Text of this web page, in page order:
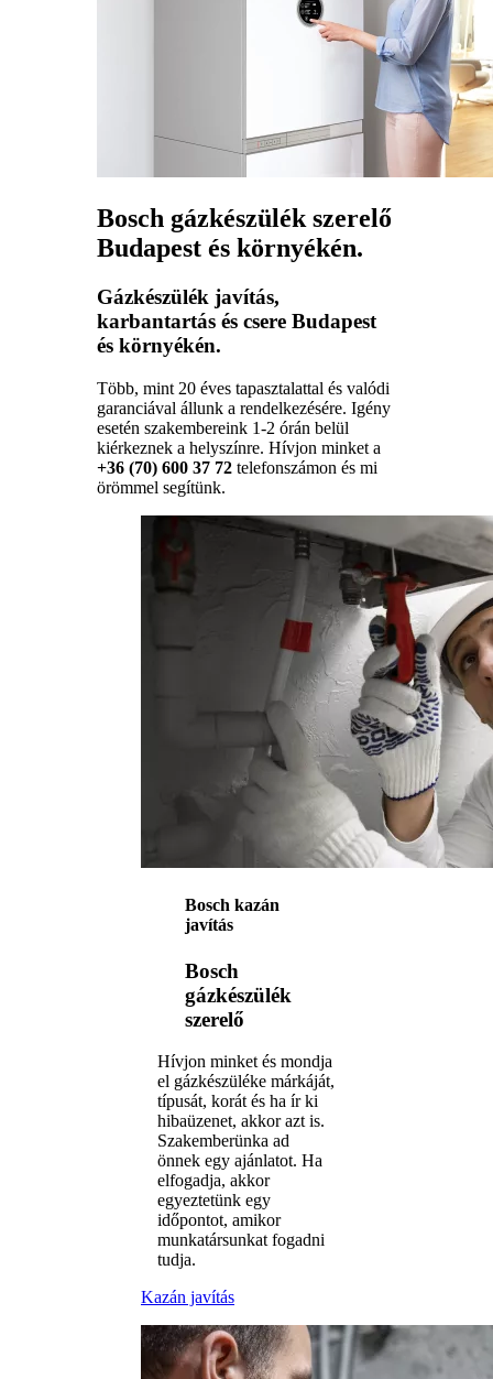
Bosch gázkészülék szerelő
Budapest és környékén.
Gázkészülék javítás,
karbantartás és csere Budapest
és környékén.
Több, mint 20 éves tapasztalattal és valódi
garanciával állunk a rendelkezésére. Igény
esetén szakembereink 1-2 órán belül
kiérkeznek a helyszínre. Hívjon minket a
+36 (70) 600 37 72 telefonszámon és mi
örömmel segítünk.
Bosch kazán
javítás
Bosch
gázkészülék
szerelő
Hívjon minket és mondja
el gázkészüléke márkáját,
típusát, korát és ha ír ki
hibaüzenet, akkor azt is.
Szakemberünka ad
önnek egy ajánlatot. Ha
elfogadja, akkor
egyeztetünk egy
időpontot, amikor
munkatársunkat fogadni
tudja.
Kazán javítás